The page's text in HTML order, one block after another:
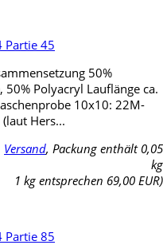
Partie 45
50%
Polyacryl Lauflänge ca.
10x10: 22M-
Hers...
Versand, Packung enthält 0,05
kg
1 kg entsprechen 69,00 EUR)
Partie 85